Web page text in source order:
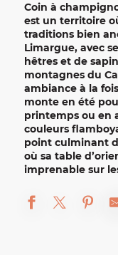
Coin à
est un territoire
traditions bien
Limargue, avec
hêtres et de
montagnes du
ambiance à la
monte en été
printemps ou en
couleurs
point culminant
où sa table
imprenable sur